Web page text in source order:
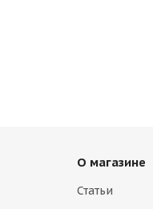
О магазине
Статьи